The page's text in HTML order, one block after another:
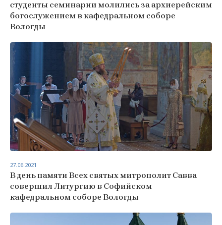
студенты семинарии молились за архиерейским
богослужением в кафедральном соборе
Вологды
В день памяти Всех святых митрополит Савва
совершил Литургию в Софийском
кафедральном соборе Вологды
27.06.2021